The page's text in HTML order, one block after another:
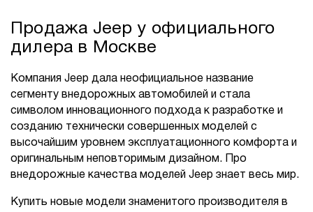
Продажа Jeep у официального
дилера в Москве
Компания Jeep дала неофициальное название
сегменту внедорожных автомобилей и стала
символом инновационного подхода к разработке и
созданию технически совершенных моделей с
высочайшим уровнем эксплуатационного комфорта и
оригинальным неповторимым дизайном. Про
внедорожные качества моделей Jeep знает весь мир.
Купить новые модели знаменитого производителя в